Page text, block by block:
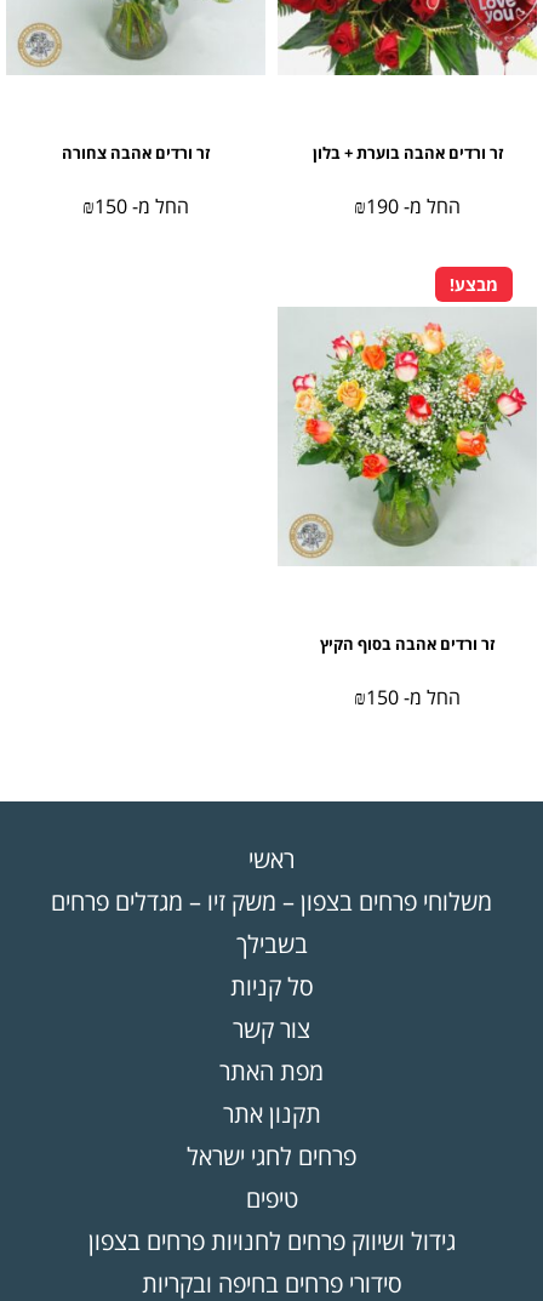
זר ורדים אהבה בוערת + בלון
החל מ- ₪190
זר ורדים אהבה צחורה
החל מ- ₪150
מבצע!
זר ורדים אהבה בסוף הקיץ
החל מ- ₪150
ראשי
משלוחי פרחים בצפון – משק זיו – מגדלים פרחים
בשבילך
סל קניות
צור קשר
מפת האתר
תקנון אתר
פרחים לחגי ישראל
טיפים
גידול ושיווק פרחים לחנויות פרחים בצפון
סידורי פרחים בחיפה ובקריות